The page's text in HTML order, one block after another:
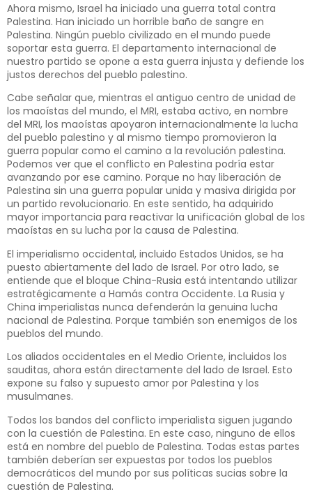
Ahora mismo, Israel ha iniciado una guerra total contra
Palestina. Han iniciado un horrible baño de sangre en
Palestina. Ningún pueblo civilizado en el mundo puede
soportar esta guerra. El departamento internacional de
nuestro partido se opone a esta guerra injusta y defiende los
justos derechos del pueblo palestino.
Cabe señalar que, mientras el antiguo centro de unidad de
los maoístas del mundo, el MRI, estaba activo, en nombre
del MRI, los maoístas apoyaron internacionalmente la lucha
del pueblo palestino y al mismo tiempo promovieron la
guerra popular como el camino a la revolución palestina.
Podemos ver que el conflicto en Palestina podría estar
avanzando por ese camino. Porque no hay liberación de
Palestina sin una guerra popular unida y masiva dirigida por
un partido revolucionario. En este sentido, ha adquirido
mayor importancia para reactivar la unificación global de los
maoístas en su lucha por la causa de Palestina.
El imperialismo occidental, incluido Estados Unidos, se ha
puesto abiertamente del lado de Israel. Por otro lado, se
entiende que el bloque China-Rusia está intentando utilizar
estratégicamente a Hamás contra Occidente. La Rusia y
China imperialistas nunca defenderán la genuina lucha
nacional de Palestina. Porque también son enemigos de los
pueblos del mundo.
Los aliados occidentales en el Medio Oriente, incluidos los
sauditas, ahora están directamente del lado de Israel. Esto
expone su falso y supuesto amor por Palestina y los
musulmanes.
Todos los bandos del conflicto imperialista siguen jugando
con la cuestión de Palestina. En este caso, ninguno de ellos
está en nombre del pueblo de Palestina. Todas estas partes
también deberían ser expuestas por todos los pueblos
democráticos del mundo por sus políticas sucias sobre la
cuestión de Palestina.